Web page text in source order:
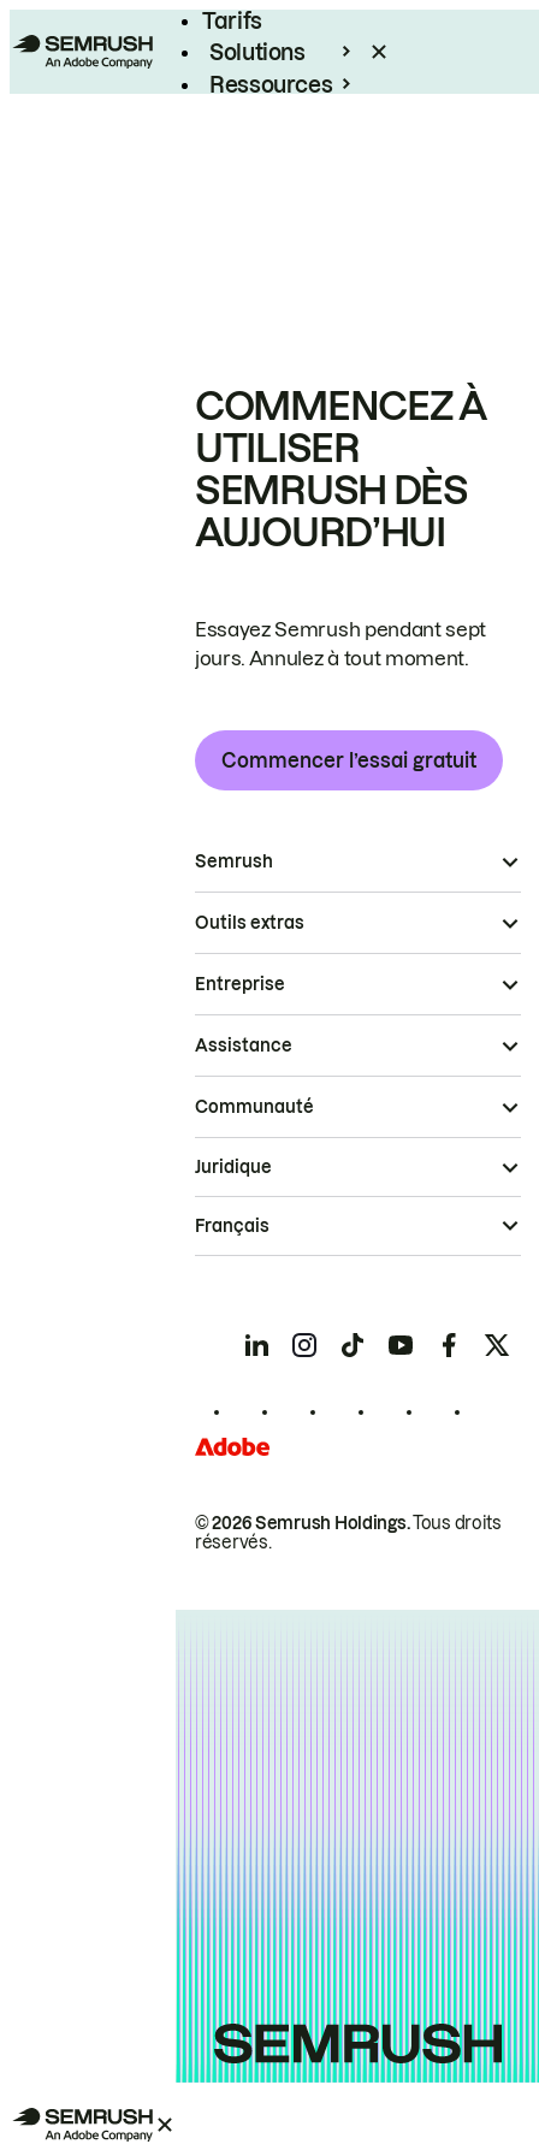
Tarifs
Solutions
Ressources
COMMENCEZ À
UTILISER
SEMRUSH DÈS
AUJOURD’HUI
Essayez Semrush pendant sept
jours. Annulez à tout moment.
Commencer l’essai gratuit
Semrush
Outils extras
Entreprise
Assistance
Communauté
© 2026 Semrush Holdings.Tous droits
réservés.
Juridique
Français